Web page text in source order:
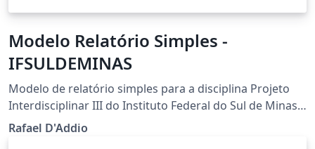
Modelo Relatório Simples -
IFSULDEMINAS
Modelo de relatório simples para a disciplina Projeto
Interdisciplinar III do Instituto Federal do Sul de Minas -
campus Poços de Caldas. O template é uma
Rafael D'Addio